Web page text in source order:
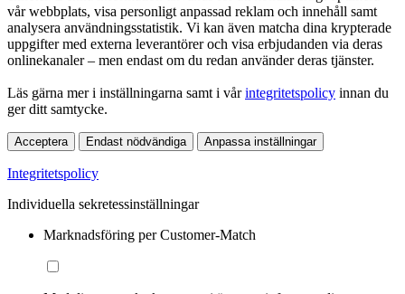
vår webbplats, visa personligt anpassad reklam och innehåll samt
analysera användningsstatistik. Vi kan även matcha dina krypterade
uppgifter med externa leverantörer och visa erbjudanden via deras
onlinekanaler – men endast om du redan använder deras tjänster.
Läs gärna mer i inställningarna samt i vårintegritetspolicy innan du
ger ditt samtycke.
Acceptera Endast nödvändiga Anpassa inställningar
Integritetspolicy
Individuella sekretessinställningar
Marknadsföring per Customer-Match